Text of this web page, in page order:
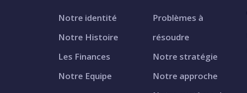
Notre identité
Notre Histoire
Les Finances
Notre Equipe
Problèmes à
résoudre
Notre stratégie
Notre approche